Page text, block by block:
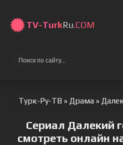
TV-TurkRu.COM
Турк-Ру-ТВ » Драма »
Сериал Далекий
смотреть онлайн